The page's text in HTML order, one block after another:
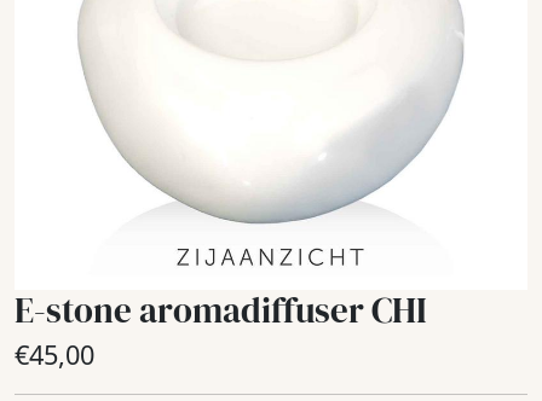
E-stone aromadiffuser CHI
€45,00